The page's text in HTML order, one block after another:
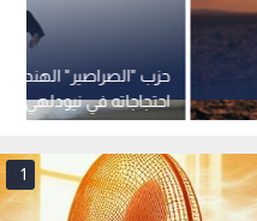
حزب "الصراصير" الهندي
احتجاجاته في نيودلهي
وزير التعليم
1